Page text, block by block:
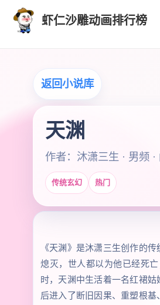
虾仁沙雕动画排行榜
返回小说库
天渊
作者：沐潇三生 · 男频 ·
传统玄幻 热门
《天渊》是沐潇三生创作的
熄灭，世人都以为他已经死
时，天渊中生活着一名红裙
后进入了断旧因果、重塑根